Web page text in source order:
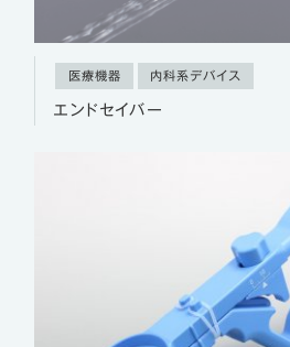
医療機器 内科系デバイス
エンドセイバー